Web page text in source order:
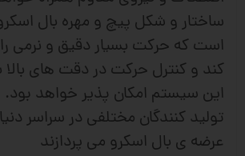
ساختار و شکل پیچ و مهره بال
است که حرکت بسیار دقیق و نرمی
کند و کنترل حرکت در دقت های بالا
این سیستم امکان پذیر خواهد بود.
تولید کنندگان مختلفی در سراسر
عرضه ی بال اسکرو می پردازند